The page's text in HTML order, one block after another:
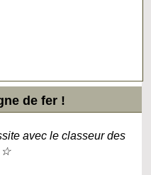
de fer !
avec le classeur des
☆